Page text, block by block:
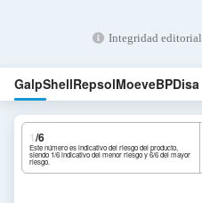
Integridad editorial
GalpShellRepsolMoeveBPDisa
1/6
Este número es indicativo del riesgo del producto,
siendo 1/6 indicativo del menor riesgo y 6/6 del mayor
riesgo.